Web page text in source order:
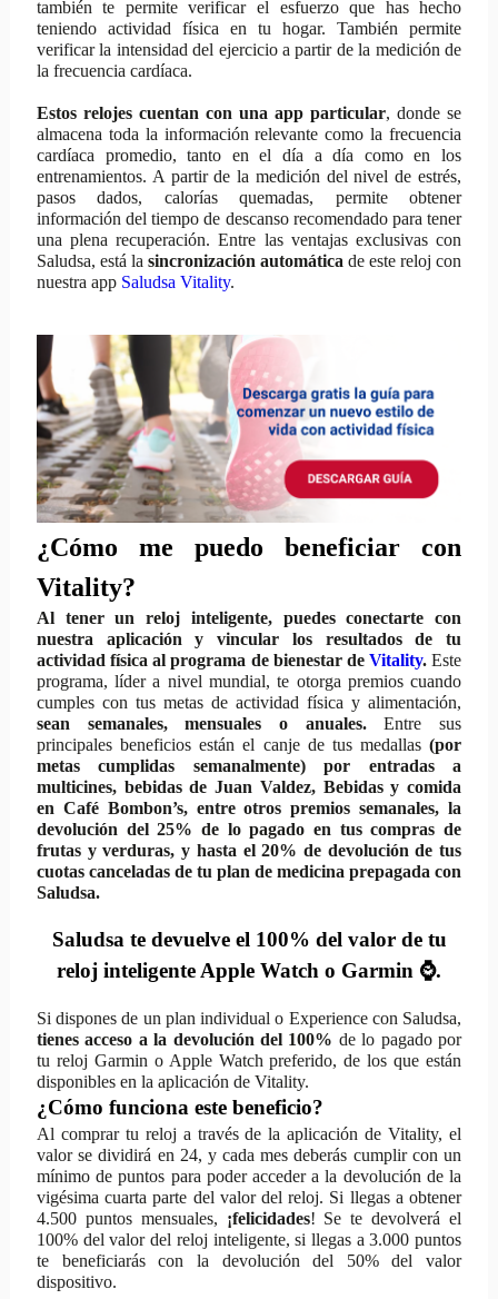
también te permite verificar el esfuerzo que has hecho
teniendo actividad física en tu hogar. También permite
verificar la intensidad del ejercicio a partir de la medición de
la frecuencia cardíaca.
Estos relojes cuentan con una app particular, donde se
almacena toda la información relevante como la frecuencia
cardíaca promedio, tanto en el día a día como en los
entrenamientos. A partir de la medición del nivel de estrés,
pasos dados, calorías quemadas, permite obtener
información del tiempo de descanso recomendado para tener
una plena recuperación. Entre las ventajas exclusivas con
Saludsa, está la sincronización automática de este reloj con
nuestra app Saludsa Vitality.
¿Cómo me puedo beneficiar con
Vitality?
Al tener un reloj inteligente, puedes conectarte con
nuestra aplicación y vincular los resultados de tu
actividad física al programa de bienestar de Vitality.Este
programa, líder a nivel mundial, te otorga premios cuando
cumples con tus metas de actividad física y alimentación,
sean semanales, mensuales o anuales.Entre sus
principales beneficios están el canje de tus medallas(por
metas cumplidas semanalmente) por entradas a
multicines, bebidas de Juan Valdez, Bebidas y comida
en Café Bombon’s, entre otros premios semanales, la
devolución del 25% de lo pagado en tus compras de
frutas y verduras, y hasta el 20% de devolución de tus
cuotas canceladas de tu plan de medicina prepagada con
Saludsa.
Saludsa te devuelve el 100% del valor de tu
reloj inteligente Apple Watch o Garmin ⌚.
Si dispones de un plan individual o Experience con Saludsa,
tienes acceso a la devolución del 100% de lo pagado por
tu reloj Garmin o Apple Watch preferido, de los que están
disponibles en la aplicación de Vitality.
¿Cómo funciona este beneficio?
Al comprar tu reloj a través de la aplicación de Vitality, el
valor se dividirá en 24, y cada mes deberás cumplir con un
mínimo de puntos para poder acceder a la devolución de la
vigésima cuarta parte del valor del reloj. Si llegas a obtener
4.500 puntos mensuales, ¡felicidades! Se te devolverá el
100% del valor del reloj inteligente, si llegas a 3.000 puntos
te beneficiarás con la devolución del 50% del valor
dispositivo.